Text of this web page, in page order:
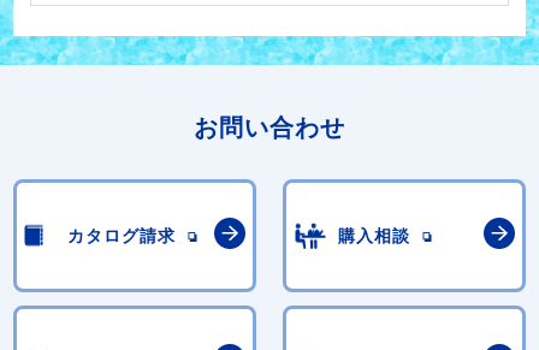
お問い合わせ
カタログ請求 購入相談